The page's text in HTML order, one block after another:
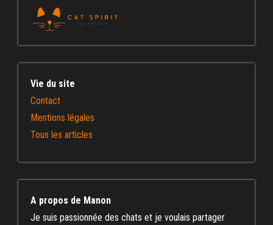
Vie du site
Contact
Mentions légales
Tous les articles
A propos de Manon
Je suis passionnée des chats et je voulais partager